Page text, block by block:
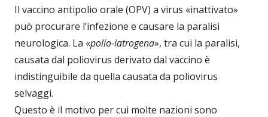
Il vaccino antipolio orale (OPV) a virus «inattivato»
può procurare l’infezione e causare la paralisi
neurologica. La «polio-iatrogena», tra cui la paralisi,
causata dal poliovirus derivato dal vaccino è
indistinguibile da quella causata da poliovirus
selvaggi.
Questo è il motivo per cui molte nazioni sono